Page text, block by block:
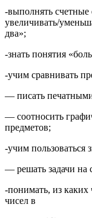
-выполнять счетные
увеличивать/
два»;
-знать понятия
-учим сравнивать
— писать
— соотносить
предметов;
-учим
— решать задачи на
-понимать, из каких
чисел в